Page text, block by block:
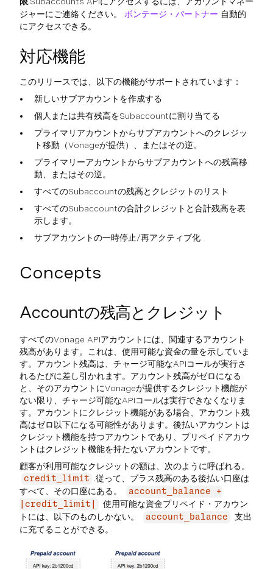
ジャーにご連絡ください。 ボンテージ・パートナー 自動的
にアクセスできる。
対応機能
このリリースでは、以下の機能がサポートされています：
新しいサブアカウントを作成する
個人または共有残高をSubaccountに割り当てる
プライマリアカウントからサブアカウントへのクレジッ
ト移動（Vonageが提供）、またはその逆。
プライマリーアカウントからサブアカウントへの残高移
動、またはその逆。
すべてのSubaccountの残高とクレジットのリスト
すべてのSubaccountの合計クレジットと合計残高を表
示します。
サブアカウントの一時停止/再アクティブ化
Concepts
Accountの残高とクレジット
すべてのVonage APIアカウントには、関連するアカウント
残高があります。これは、使用可能な資金の量を示していま
す。アカウント残高は、チャージ可能なAPIコールが実行さ
れるたびに差し引かれます。アカウント残高がゼロになる
と、そのアカウントにVonageが提供するクレジット機能が
ない限り、チャージ可能なAPIコールは実行できなくなりま
す。アカウントにクレジット機能がある場合、アカウント残
高はゼロ以下になる可能性があります。後払いアカウントは
クレジット機能を持つアカウントであり、プリペイドアカウ
ントはクレジット機能を持たないアカウントです。
顧客が利用可能なクレジットの額は、次のように呼ばれる。
credit_limit
.従って、プラス残高のある後払い口座は
すべて、その口座にある。
account_balance +
|credit_limit|
使用可能な資金プリペイド・アカウン
トには、以下のものしかない。
account_balance
支出
に充てることができる。